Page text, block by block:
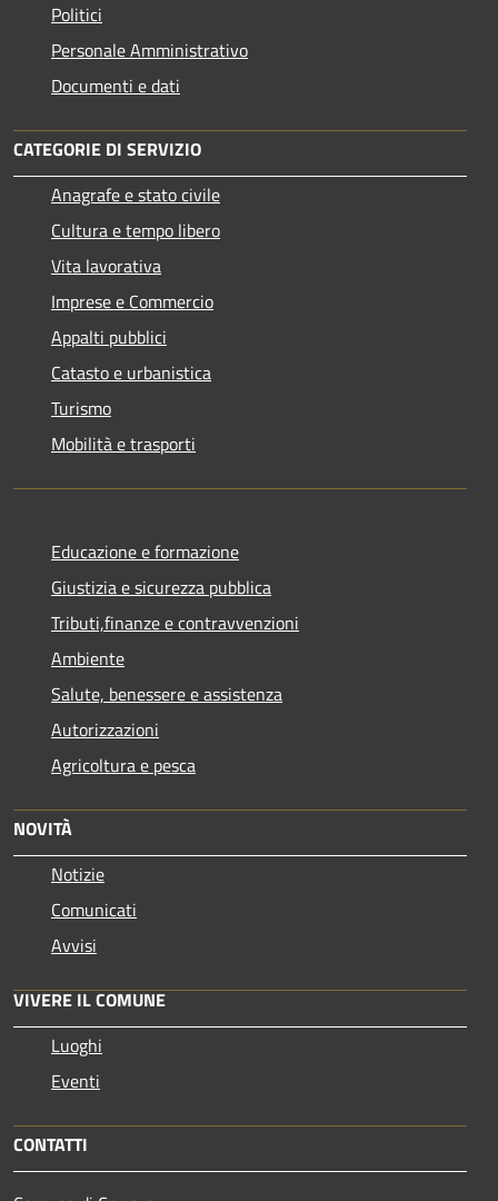
Politici
Personale Amministrativo
Documenti e dati
CATEGORIE DI SERVIZIO
Anagrafe e stato civile
Cultura e tempo libero
Vita lavorativa
Imprese e Commercio
Appalti pubblici
Catasto e urbanistica
Turismo
Mobilità e trasporti
Educazione e formazione
Giustizia e sicurezza pubblica
Tributi,finanze e contravvenzioni
Ambiente
Salute, benessere e assistenza
Autorizzazioni
Agricoltura e pesca
NOVITÀ
Notizie
Comunicati
Avvisi
VIVERE IL COMUNE
Luoghi
Eventi
CONTATTI